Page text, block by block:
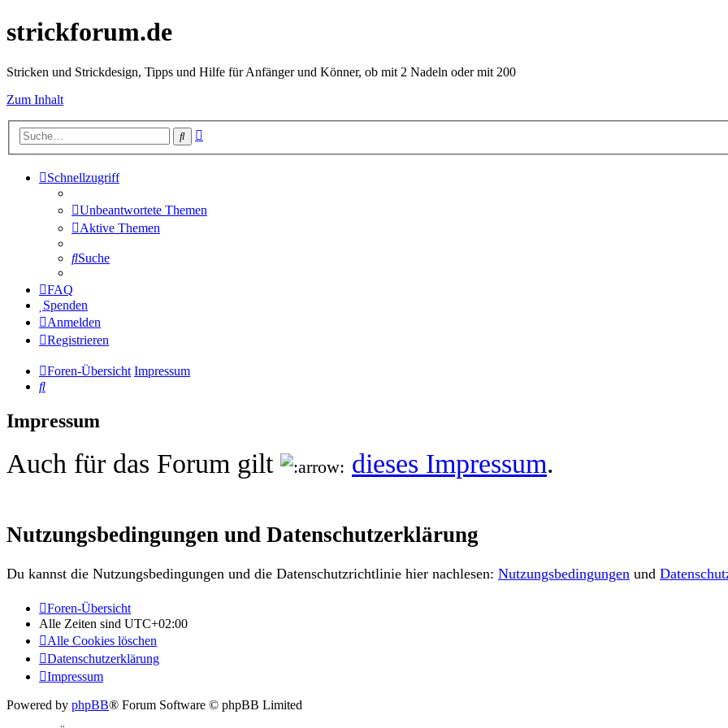
strickforum.de
Stricken und Strickdesign, Tipps und Hilfe für Anfänger und Könner, ob mit 2 Nadeln oder mit 200
Zum Inhalt
Suche
Schnellzugriff
Unbeantwortete Themen
Aktive Themen
Suche
FAQ
Spenden
Anmelden
Registrieren
Foren-Übersicht Impressum
Suche
Impressum
Auch für das Forum gilt dieses Impressum.
Nutzungsbedingungen und Datenschutzerklärung
Du kannst die Nutzungsbedingungen und die Datenschutzrichtlinie hier nachlesen: Nutzungsbedingungen und
Foren-Übersicht
Alle Zeiten sind UTC+02:00
Alle Cookies löschen
Datenschutzerklärung
Impressum
Powered by phpBB® Forum Software © phpBB Limited